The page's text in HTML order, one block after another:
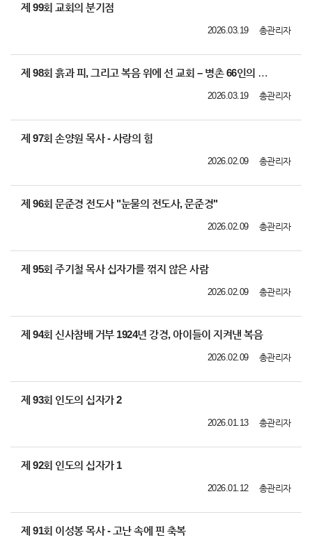
제 99회 교회의 분기점
총관리자
2026.03.19
제 98회 흙과 피, 그리고 복음 위에 선 교회 – 병촌 66인의 순교 이야기 영상
총관리자
2026.03.19
제 97회 손양원 목사 - 사랑의 힘
총관리자
2026.02.09
제 96회 문준경 전도사 "눈물의 전도사, 문준경"
총관리자
2026.02.09
제 95회 주기철 목사 십자가를 꺾지 않은 사람
총관리자
2026.02.09
제 94회 신사참배 거부 1924년 강경, 아이들이 지켜낸 복음
총관리자
2026.02.09
제 93회 인도의 십자가 2
총관리자
2026.01.13
제 92회 인도의 십자가 1
총관리자
2026.01.12
제 91회 이성봉 목사 - 고난 속에 핀 축복